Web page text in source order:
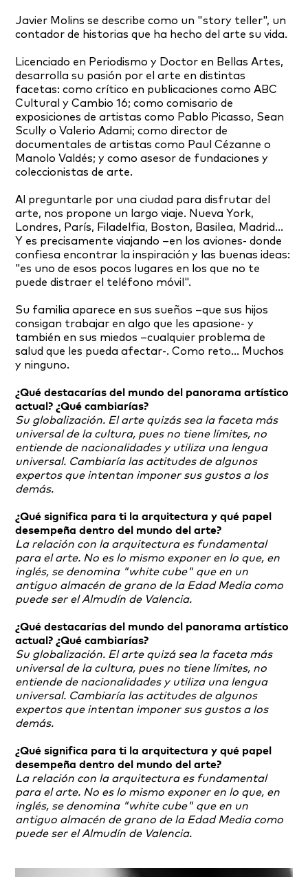
Javier Molins se describe como un "story teller", un
contador de historias que ha hecho del arte su vida.
Licenciado en Periodismo y Doctor en Bellas Artes,
desarrolla su pasión por el arte en distintas
facetas: como crítico en publicaciones como ABC
Cultural y Cambio 16; como comisario de
exposiciones de artistas como Pablo Picasso, Sean
Scully o Valerio Adami; como director de
documentales de artistas como Paul Cézanne o
Manolo Valdés; y como asesor de fundaciones y
coleccionistas de arte.
Al preguntarle por una ciudad para disfrutar del
arte, nos propone un largo viaje. Nueva York,
Londres, París, Filadelfia, Boston, Basilea, Madrid…
Y es precisamente viajando –en los aviones- donde
confiesa encontrar la inspiración y las buenas ideas:
"es uno de esos pocos lugares en los que no te
puede distraer el teléfono móvil".
Su familia aparece en sus sueños –que sus hijos
consigan trabajar en algo que les apasione- y
también en sus miedos –cualquier problema de
salud que les pueda afectar-. Como reto… Muchos
y ninguno.
¿Qué destacarías del mundo del panorama artístico
actual? ¿Qué cambiarías?
Su globalización. El arte quizás sea la faceta más
universal de la cultura, pues no tiene límites, no
entiende de nacionalidades y utiliza una lengua
universal. Cambiaría las actitudes de algunos
expertos que intentan imponer sus gustos a los
demás.
¿Qué significa para ti la arquitectura y qué papel
desempeña dentro del mundo del arte?
La relación con la arquitectura es fundamental
para el arte. No es lo mismo exponer en lo que, en
inglés, se denomina "white cube" que en un
antiguo almacén de grano de la Edad Media como
puede ser el Almudín de Valencia.
¿Qué destacarías del mundo del panorama artístico
actual? ¿Qué cambiarías?
Su globalización. El arte quizá sea la faceta más
universal de la cultura, pues no tiene límites, no
entiende de nacionalidades y utiliza una lengua
universal. Cambiaría las actitudes de algunos
expertos que intentan imponer sus gustos a los
demás.
¿Qué significa para ti la arquitectura y qué papel
desempeña dentro del mundo del arte?
La relación con la arquitectura es fundamental
para el arte. No es lo mismo exponer en lo que, en
inglés, se denomina "white cube" que en un
antiguo almacén de grano de la Edad Media como
puede ser el Almudín de Valencia.